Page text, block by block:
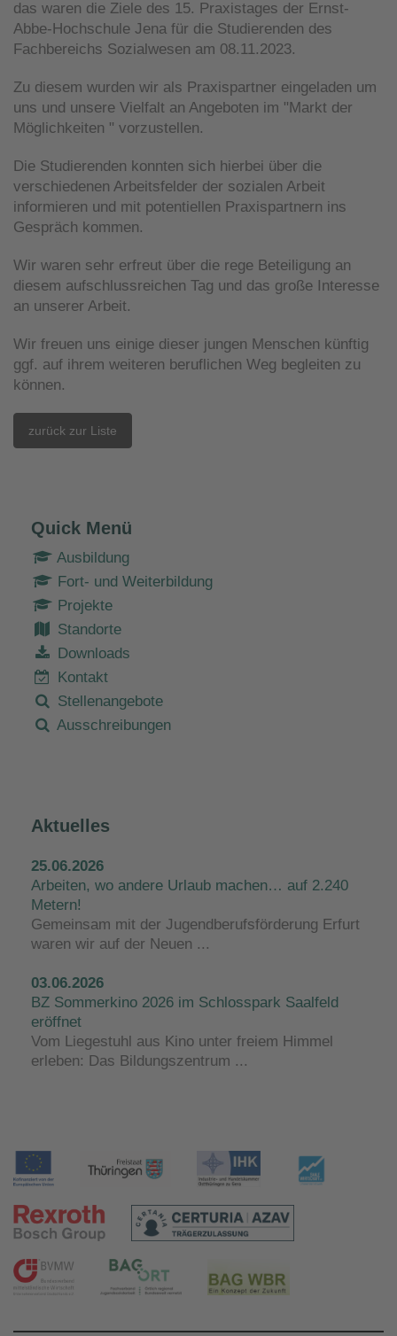
das waren die Ziele des 15. Praxistages der Ernst-
Abbe-Hochschule Jena für die Studierenden des
Fachbereichs Sozialwesen am 08.11.2023.
Zu diesem wurden wir als Praxispartner eingeladen um
uns und unsere Vielfalt an Angeboten im "Markt der
Möglichkeiten " vorzustellen.
Die Studierenden konnten sich hierbei über die
verschiedenen Arbeitsfelder der sozialen Arbeit
informieren und mit potentiellen Praxispartnern ins
Gespräch kommen.
Wir waren sehr erfreut über die rege Beteiligung an
diesem aufschlussreichen Tag und das große Interesse
an unserer Arbeit.
Wir freuen uns einige dieser jungen Menschen künftig
ggf. auf ihrem weiteren beruflichen Weg begleiten zu
können.
zurück zur Liste
Quick Menü
Ausbildung
Fort- und Weiterbildung
Projekte
Standorte
Downloads
Kontakt
Stellenangebote
Ausschreibungen
Aktuelles
25.06.2026
Arbeiten, wo andere Urlaub machen… auf 2.240
Metern!
Gemeinsam mit der Jugendberufsförderung Erfurt
waren wir auf der Neuen ...
03.06.2026
BZ Sommerkino 2026 im Schlosspark Saalfeld
eröffnet
Vom Liegestuhl aus Kino unter freiem Himmel
erleben: Das Bildungszentrum ...